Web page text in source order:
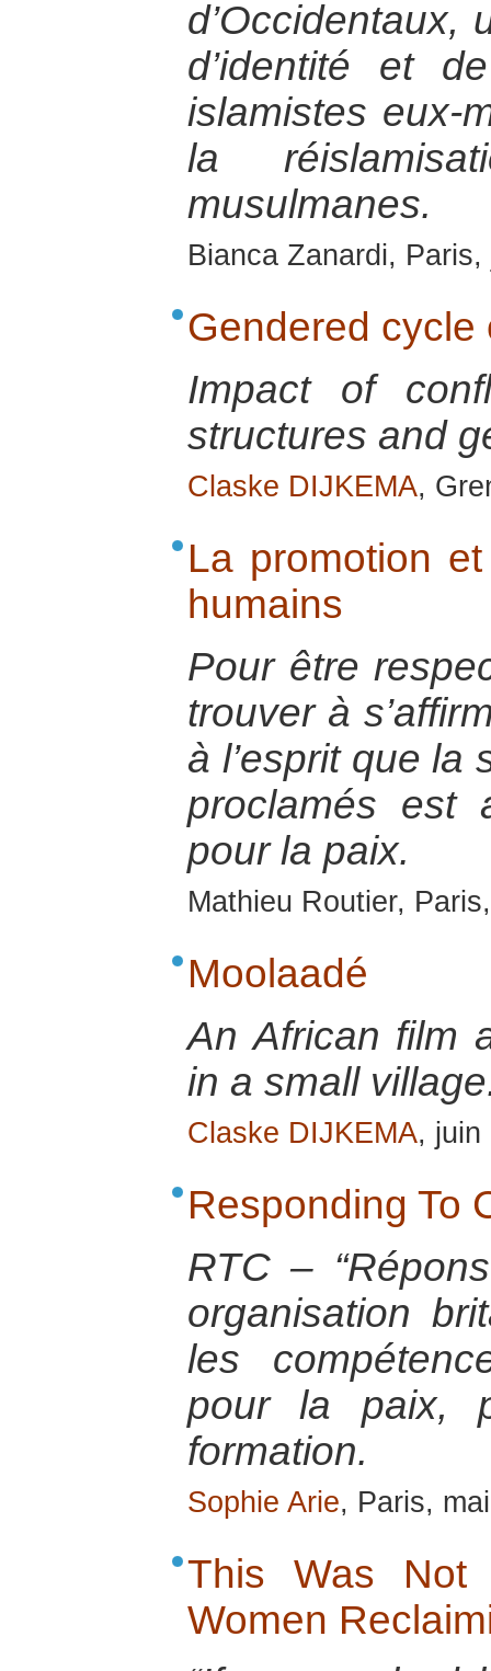
d’Occidentaux,
d’identité et
islamistes eux-
la
musulmanes.
Bianca Zanardi,
Gendered cycle
Impact of
structures and
Claske DIJKEMA,
La promotion
humains
Pour être
trouver à
à l’esprit que la
proclamés est
pour la paix.
Mathieu Routier,
Moolaadé
An African film
in a small
Claske DIJKEMA, juin
Responding To
RTC –
organisation
les
pour la paix,
formation.
Sophie Arie, Paris,
This Was Not
Women